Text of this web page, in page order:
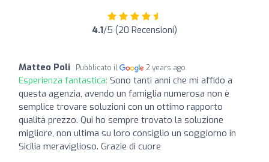
4.1/5 (20 Recensioni)
Matteo Poli Pubblicato il 2 years ago
Esperienza fantastica: Sono tanti anni che mi affido a
questa agenzia, avendo un famiglia numerosa non è
semplice trovare soluzioni con un ottimo rapporto
qualità prezzo. Qui ho sempre trovato la soluzione
migliore, non ultima su loro consiglio un soggiorno in
Sicilia meraviglioso. Grazie di cuore